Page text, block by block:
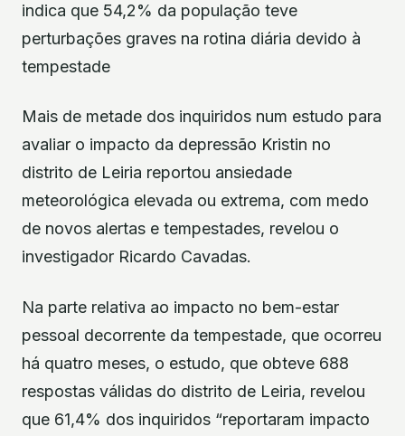
indica que 54,2% da população teve
perturbações graves na rotina diária devido à
tempestade
Mais de metade dos inquiridos num estudo para
avaliar o impacto da depressão Kristin no
distrito de Leiria reportou ansiedade
meteorológica elevada ou extrema, com medo
de novos alertas e tempestades, revelou o
investigador Ricardo Cavadas.
Na parte relativa ao impacto no bem-estar
pessoal decorrente da tempestade, que ocorreu
há quatro meses, o estudo, que obteve 688
respostas válidas do distrito de Leiria, revelou
que 61,4% dos inquiridos “reportaram impacto